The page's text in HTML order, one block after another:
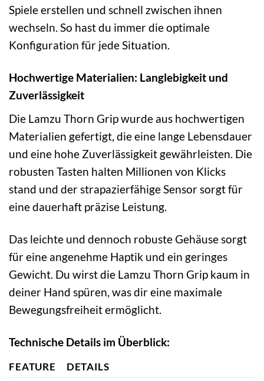
Spiele erstellen und schnell zwischen ihnen
wechseln. So hast du immer die optimale
Konfiguration für jede Situation.
Hochwertige Materialien: Langlebigkeit und
Zuverlässigkeit
Die Lamzu Thorn Grip wurde aus hochwertigen
Materialien gefertigt, die eine lange Lebensdauer
und eine hohe Zuverlässigkeit gewährleisten. Die
robusten Tasten halten Millionen von Klicks
stand und der strapazierfähige Sensor sorgt für
eine dauerhaft präzise Leistung.
Das leichte und dennoch robuste Gehäuse sorgt
für eine angenehme Haptik und ein geringes
Gewicht. Du wirst die Lamzu Thorn Grip kaum in
deiner Hand spüren, was dir eine maximale
Bewegungsfreiheit ermöglicht.
Technische Details im Überblick:
FEATURE
DETAILS